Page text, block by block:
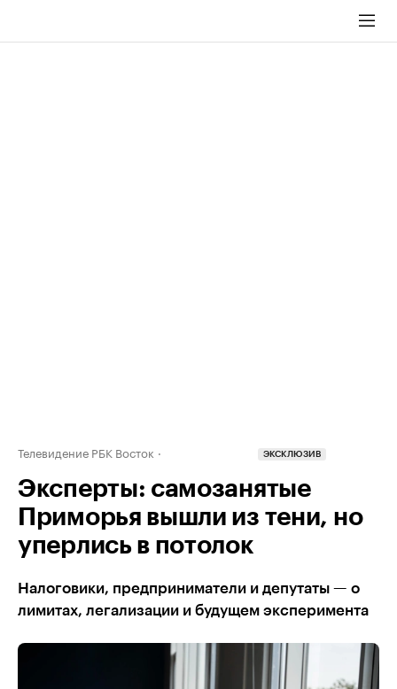
Телевидение РБК Восток ЭКСКЛЮЗИВ
Эксперты: самозанятые
Приморья вышли из тени, но
уперлись в потолок
Налоговики, предприниматели и депутаты — о
лимитах, легализации и будущем эксперимента